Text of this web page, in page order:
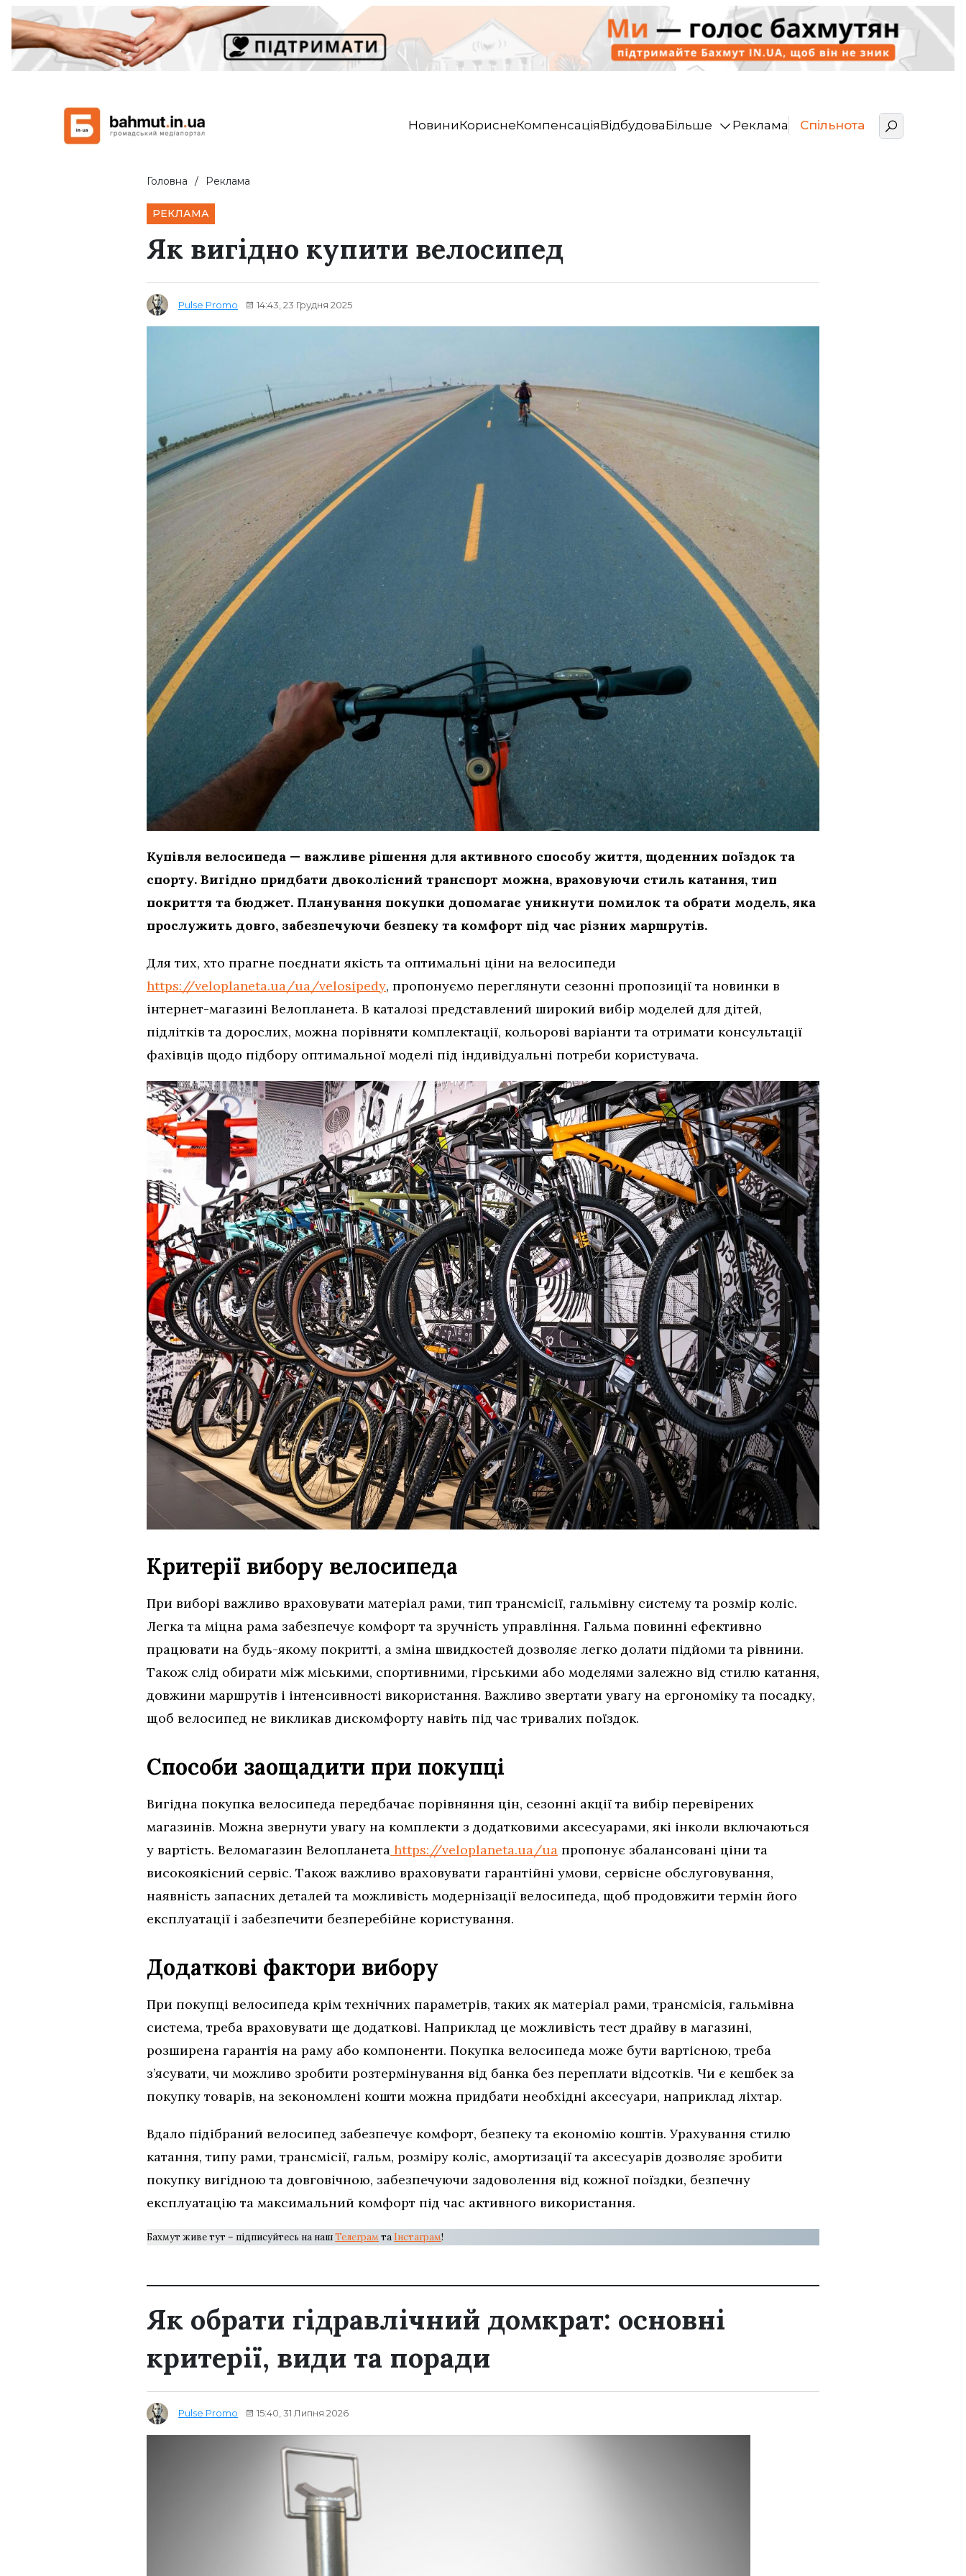
НовиниКориснеКомпенсаціяВідбудоваБільше Реклама Спільнота
Головна Реклама
РЕКЛАМА
Як вигідно купити велосипед
Pulse Promo 14:43, 23 Грудня 2025
Купівля велосипеда — важливе рішення для активного способу життя, щоденних поїздок та
спорту. Вигідно придбати двоколісний транспорт можна, враховуючи стиль катання, тип
покриття та бюджет. Планування покупки допомагає уникнути помилок та обрати модель, яка
прослужить довго, забезпечуючи безпеку та комфорт під час різних маршрутів.
Для тих, хто прагне поєднати якість та оптимальні ціни на велосипеди
https://veloplaneta.ua/ua/velosipedy, пропонуємо переглянути сезонні пропозиції та новинки в
інтернет-магазині Велопланета. В каталозі представлений широкий вибір моделей для дітей,
підлітків та дорослих, можна порівняти комплектації, кольорові варіанти та отримати консультації
фахівців щодо підбору оптимальної моделі під індивідуальні потреби користувача.
Критерії вибору велосипеда
При виборі важливо враховувати матеріал рами, тип трансмісії, гальмівну систему та розмір коліс.
Легка та міцна рама забезпечує комфорт та зручність управління. Гальма повинні ефективно
працювати на будь-якому покритті, а зміна швидкостей дозволяє легко долати підйоми та рівнини.
Також слід обирати між міськими, спортивними, гірськими або моделями залежно від стилю катання,
довжини маршрутів і інтенсивності використання. Важливо звертати увагу на ергономіку та посадку,
щоб велосипед не викликав дискомфорту навіть під час тривалих поїздок.
Способи заощадити при покупці
Вигідна покупка велосипеда передбачає порівняння цін, сезонні акції та вибір перевірених
магазинів. Можна звернути увагу на комплекти з додатковими аксесуарами, які інколи включаються
у вартість. Веломагазин Велопланета https://veloplaneta.ua/ua пропонує збалансовані ціни та
високоякісний сервіс. Також важливо враховувати гарантійні умови, сервісне обслуговування,
наявність запасних деталей та можливість модернізації велосипеда, щоб продовжити термін його
експлуатації і забезпечити безперебійне користування.
Додаткові фактори вибору
При покупці велосипеда крім технічних параметрів, таких як матеріал рами, трансмісія, гальмівна
система, треба враховувати ще додаткові. Наприклад це можливість тест драйву в магазині,
розширена гарантія на раму або компоненти. Покупка велосипеда може бути вартісною, треба
з’ясувати, чи можливо зробити розтермінування від банка без переплати відсотків. Чи є кешбек за
покупку товарів, на зекономлені кошти можна придбати необхідні аксесуари, наприклад ліхтар.
Вдало підібраний велосипед забезпечує комфорт, безпеку та економію коштів. Урахування стилю
катання, типу рами, трансмісії, гальм, розміру коліс, амортизації та аксесуарів дозволяє зробити
покупку вигідною та довговічною, забезпечуючи задоволення від кожної поїздки, безпечну
експлуатацію та максимальний комфорт під час активного використання.
Бахмут живе тут – підписуйтесь на нашТелеграм та Інстаграм!
Як обрати гідравлічний домкрат: основні
критерії, види та поради
Pulse Promo 15:40, 31 Липня 2026